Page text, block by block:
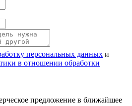
персональных данных и
в отношении обработки
предложение в ближайшее